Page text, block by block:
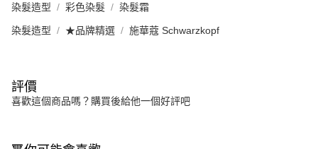
染髮造型 彩色染髮 染髮霜
染髮造型 ★品牌精選 施華蔻 Schwarzkopf
評價
喜歡這個商品嗎？購買後給他一個好評吧